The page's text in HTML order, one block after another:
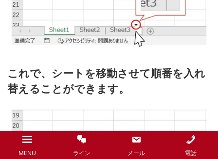
これで、シートを移動させて順番を入れ
替えることができます。
MENU ライン メール 電話